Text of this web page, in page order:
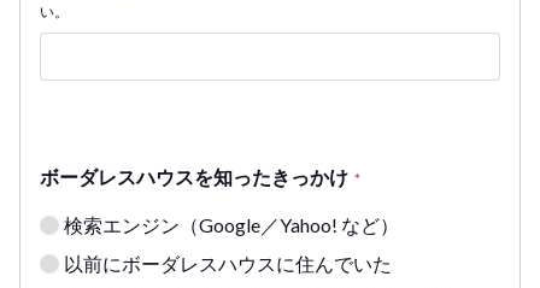
い。
ボーダレスハウスを知ったきっかけ *
検索エンジン（Google／Yahoo! など）
以前にボーダレスハウスに住んでいた